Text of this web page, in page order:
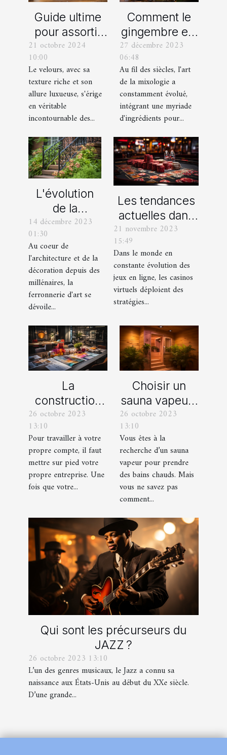
Guide ultime
pour assortir
vos
chaussures
avec des
pantalons en
velours
21 octobre 2024
10:00
Le velours, avec sa
texture riche et son
allure luxueuse, s'érige
en véritable
incontournable des...
Comment le
gingembre est
devenu un
ingrédient clé
dans la
mixologie
moderne
27 décembre 2023
06:48
Au fil des siècles, l'art
de la mixologie a
constamment évolué,
intégrant une myriade
d'ingrédients pour...
L'évolution
de la
ferronnerie
d'art à travers
les siècles
14 décembre 2023
01:30
Au coeur de
l'architecture et de la
décoration depuis des
millénaires, la
ferronnerie d'art se
dévoile...
Les tendances
actuelles dans
les offres
promotionnelles
des casinos en
ligne
21 novembre 2023
15:49
Dans le monde en
constante évolution des
jeux en ligne, les casinos
virtuels déploient des
stratégies...
La
construction
d’une identité
d’entreprise :
que faut-il en
savoir ?
26 octobre 2023
13:10
Pour travailler à votre
propre compte, il faut
mettre sur pied votre
propre entreprise. Une
fois que votre...
Choisir un
sauna vapeur :
comment s’y
prendre ?
26 octobre 2023
13:10
Vous êtes à la
recherche d’un sauna
vapeur pour prendre
des bains chauds. Mais
vous ne savez pas
comment...
Qui sont les précurseurs du
JAZZ ?
26 octobre 2023 13:10
L’un des genres musicaux, le Jazz a connu sa
naissance aux États-Unis au début du XXe siècle.
D’une grande...